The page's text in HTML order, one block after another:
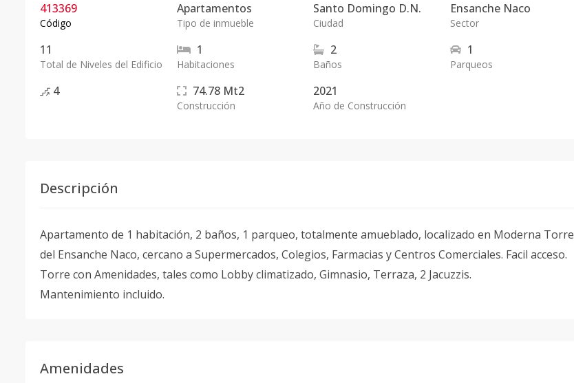
413369
Código
Apartamentos
Tipo de inmueble
Santo Domingo D.N.
Ciudad
Ensanche Naco
Sector
11
Total de Niveles del Edificio
1
Habitaciones
2
Baños
1
Parqueos
4 74.78 Mt2
Construcción
2021
Año de Construcción
Descripción
Apartamento de 1 habitación, 2 baños, 1 parqueo, totalmente amueblado, localizado en Moderna Torre
del Ensanche Naco, cercano a Supermercados, Colegios, Farmacias y Centros Comerciales. Facil acceso.
Torre con Amenidades, tales como Lobby climatizado, Gimnasio, Terraza, 2 Jacuzzis.
Mantenimiento incluido.
Amenidades